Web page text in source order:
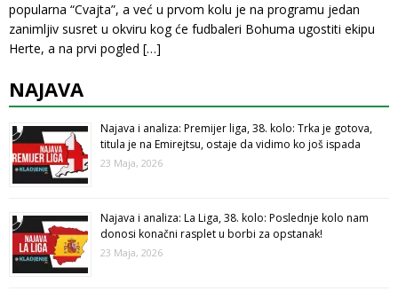
popularna “Cvajta”, a već u prvom kolu je na programu jedan
zanimljiv susret u okviru kog će fudbaleri Bohuma ugostiti ekipu
Herte, a na prvi pogled […]
NAJAVA
Najava i analiza: Premijer liga, 38. kolo: Trka je gotova,
titula je na Emirejtsu, ostaje da vidimo ko još ispada
23 Maja, 2026
Najava i analiza: La Liga, 38. kolo: Poslednje kolo nam
donosi konačni rasplet u borbi za opstanak!
23 Maja, 2026